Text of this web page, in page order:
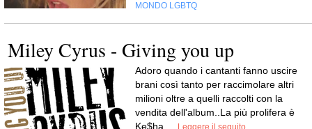
MONDO LGBTQ
Miley Cyrus - Giving you up
Adoro quando i cantanti fanno uscire
brani così tanto per raccimolare altri
milioni oltre a quelli raccolti con la
vendita dell'album..La più prolifera è
Ke$ha ...
Leggere il seguito